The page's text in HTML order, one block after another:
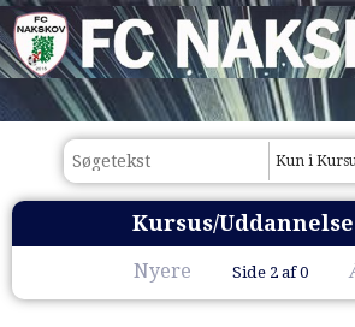
Kun i
Kursus/Uddannelse
Nyere Side 2 af 0